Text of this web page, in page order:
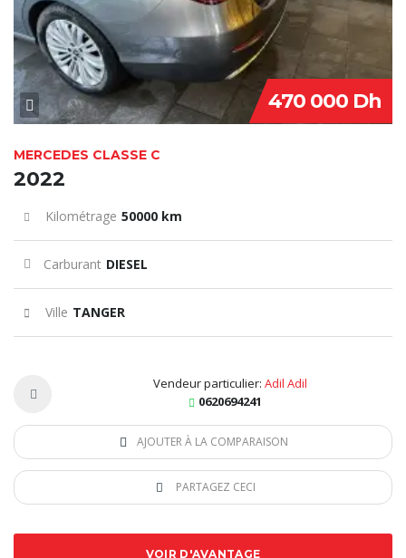
470 000 Dh
MERCEDES CLASSE C
2022
Kilométrage 50000 km
Carburant DIESEL
Ville TANGER
Vendeur particulier: Adil Adil
0620694241
AJOUTER À LA COMPARAISON
PARTAGEZ CECI
VOIR D'AVANTAGE